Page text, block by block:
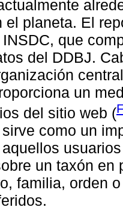
el planeta. El
que
del DDBJ.
un
del sitio web (
como un
un taxón en
familia, orden